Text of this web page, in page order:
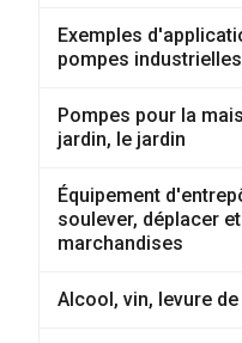
Exemples
pompes industrielles
Pompes pour la
jardin, le jardin
Équipement
soulever, déplacer
marchandises
Alcool, vin, levure